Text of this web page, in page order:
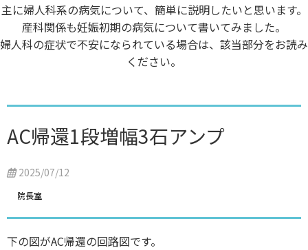
主に婦人科系の病気について、簡単に説明したいと思います。
産科関係も妊娠初期の病気について書いてみました。
婦人科の症状で不安になられている場合は、該当部分をお読み
ください。
AC帰還1段増幅3石アンプ
2025/07/12
院長室
下の図がAC帰還の回路図です。